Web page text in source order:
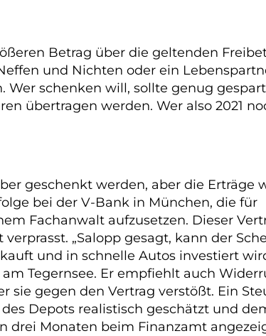
Betrag über die geltenden
und Nichten oder ein
Wer schenken will, sollte genug
übertragen werden. Wer also 2021
geschenkt werden, aber die Erträge
bei der V-Bank in München, die für
Fachanwalt aufzusetzen. Dieser
„Salopp gesagt, kann der
und in schnelle Autos investiert
Tegernsee. Er empfiehlt auch
sie gegen den Vertrag verstößt. Ein
Depots realistisch geschätzt und
drei Monaten beim Finanzamt